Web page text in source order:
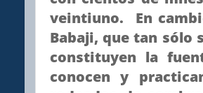
veintiuno. En
Babaji, que tan sólo
constituyen la
conocen y